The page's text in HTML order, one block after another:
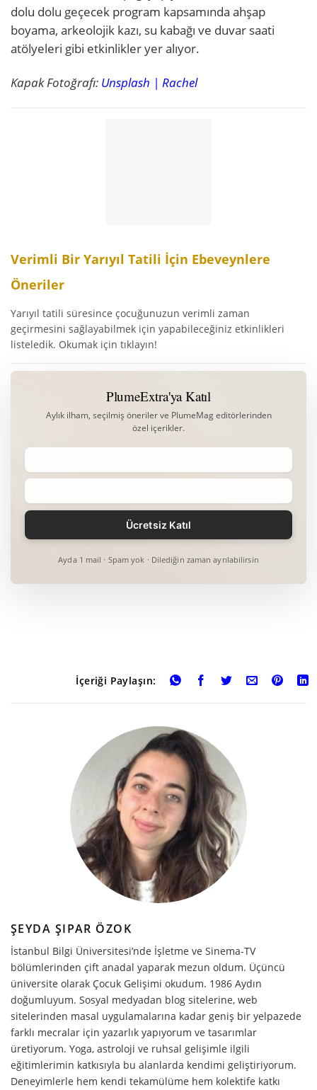
dolu dolu geçecek program kapsamında ahşap
boyama, arkeolojik kazı, su kabağı ve duvar saati
atölyeleri gibi etkinlikler yer alıyor.
Kapak Fotoğrafı: Unsplash | Rachel
Verimli Bir Yarıyıl Tatili İçin Ebeveynlere
Öneriler
Yarıyıl tatili süresince çocuğunuzun verimli zaman
geçirmesini sağlayabilmek için yapabileceğiniz etkinlikleri
listeledik. Okumak için tıklayın!
PlumeExtra'ya Katıl
Aylık ilham, seçilmiş öneriler ve PlumeMag editörlerinden
özel içerikler.
Ayda 1 mail · Spam yok · Dilediğin zaman ayrılabilirsin
İçeriği Paylaşın:
ŞEYDA ŞIPAR ÖZOK
İstanbul Bilgi Üniversitesi’nde İşletme ve Sinema-TV
bölümlerinden çift anadal yaparak mezun oldum. Üçüncü
üniversite olarak Çocuk Gelişimi okudum. 1986 Aydın
doğumluyum. Sosyal medyadan blog sitelerine, web
sitelerinden masal uygulamalarına kadar geniş bir yelpazede
farklı mecralar için yazarlık yapıyorum ve tasarımlar
üretiyorum. Yoga, astroloji ve ruhsal gelişimle ilgili
eğitimlerimin katkısıyla bu alanlarda kendimi geliştiriyorum.
Deneyimlerle hem kendi tekamülüme hem kolektife katkı